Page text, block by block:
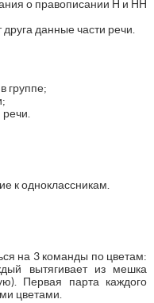
о правописании Н и НН
данные части речи.
группе;
к одноклассникам.
на 3 команды по цветам:
вытягивает из мешка
Первая парта каждого
цветами.